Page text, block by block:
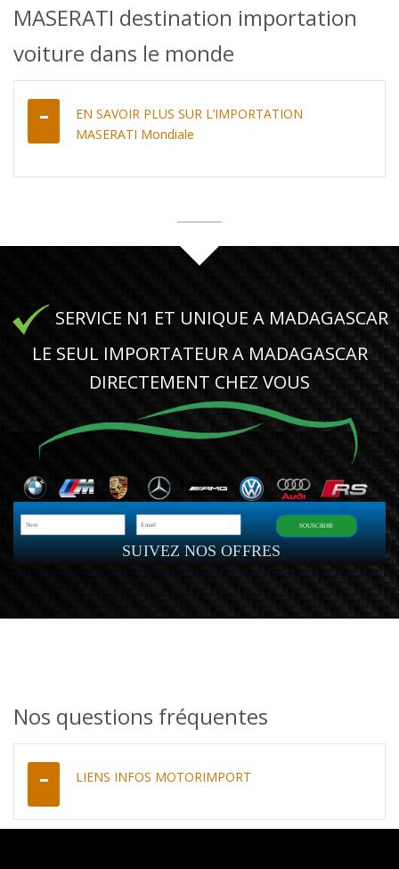
MASERATI destination importation
voiture dans le monde
EN SAVOIR PLUS SUR L’IMPORTATION
MASERATI Mondiale
SERVICE N1 ET UNIQUE A MADAGASCAR
LE SEUL IMPORTATEUR A MADAGASCAR
DIRECTEMENT CHEZ VOUS
SUIVEZ NOS OFFRES
SOUSCRIRE
Nos questions fréquentes
LIENS INFOS MOTORIMPORT